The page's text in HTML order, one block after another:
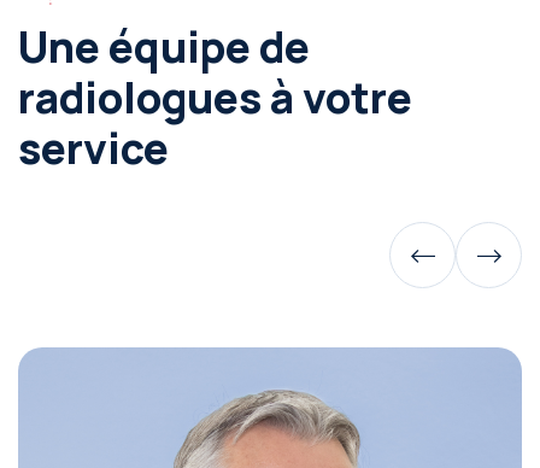
Une équipe de
radiologues à votre
service